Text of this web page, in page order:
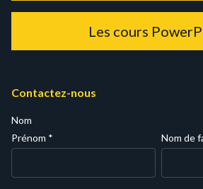
Les cours
Contactez-nous
Nom
Prénom * Nom de